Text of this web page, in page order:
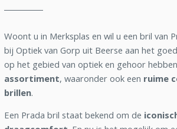
Woont u in Merksplas en wil u een bril van
bij Optiek van Gorp uit Beerse aan het
op het gebied van optiek en gehoor
assortiment, waaronder ook een ruime
brillen.
Een Prada bril staat bekend om de